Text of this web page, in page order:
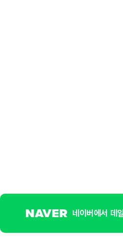
네이버에서 데